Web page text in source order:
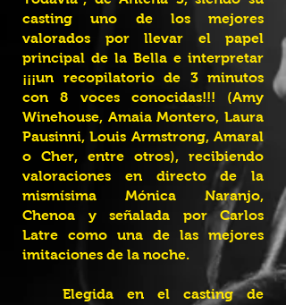
casting uno de los mejores
valorados por llevar el papel
principal de la Bella e interpretar
¡¡¡un recopilatorio de 3 minutos
con 8 voces conocidas!!! (Amy
Winehouse, Amaia Montero, Laura
Pausinni, Louis Armstrong, Amaral
o Cher, entre otros), recibiendo
valoraciones en directo de la
mismísima Mónica Naranjo,
Chenoa y señalada por Carlos
Latre como una de las mejores
imitaciones de la noche.
Elegida en el casting de